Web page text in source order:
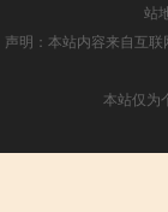
站
声明：本站内容来自互
本站仅为